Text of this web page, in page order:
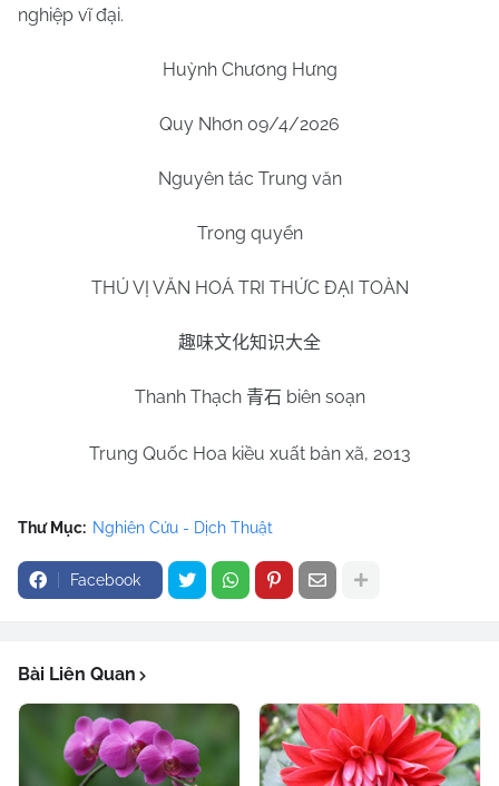
nghiệp vĩ đại.
Huỳnh Chương Hưng
Quy Nhơn 09/4/2026
Nguyên tác Trung văn
Trong quyển
THÚ VỊ VĂN HOÁ TRI THỨC ĐẠI TOÀN
趣味文化知识大全
Thanh Thạch 青石 biên soạn
Trung Quốc Hoa kiều xuất bản xã, 2013
Thư Mục: Nghiên Cứu - Dịch Thuật
Facebook
Bài Liên Quan